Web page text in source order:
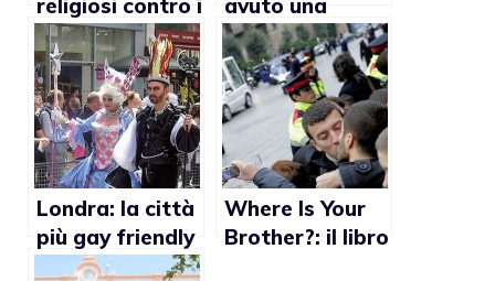
religiosi contro i
libri di testo che
parlano dei gay
avuto una
relazione gay
con un uomo
d’affari?
Londra: la città
più gay friendly
d’Europa
Where Is Your
Brother?: il libro